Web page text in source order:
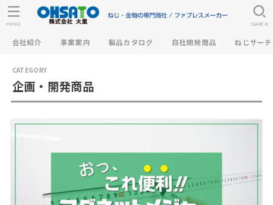
会社紹介 事業案内 製品カタログ 自社開発商品 ねじサーチ
SEARCH
MENU
企画・開発商品